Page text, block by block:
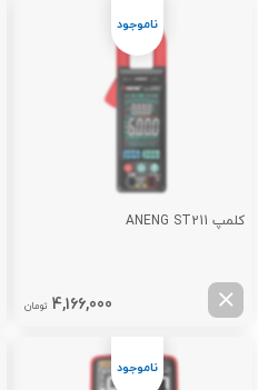
کلمپ ANENG ST211
4,166,000 تومان